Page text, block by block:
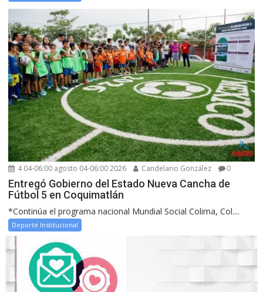
4 04-06:00 agosto 04-06:00 2026 Candelario González 0
Entregó Gobierno del Estado Nueva Cancha de
Fútbol 5 en Coquimatlán
*Continúa el programa nacional Mundial Social Colima, Col....
Deporte Institucional